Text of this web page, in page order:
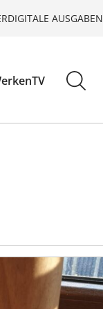
DIGITALE AUSGABEN